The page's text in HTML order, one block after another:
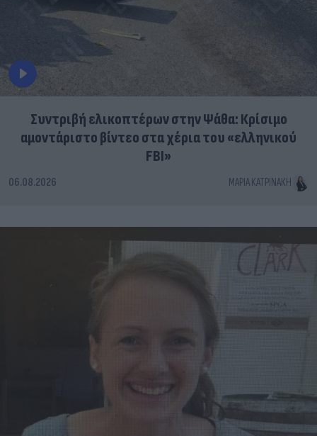
Συντριβή ελικοπτέρων στην Ψάθα: Κρίσιμο
αμοντάριστο βίντεο στα χέρια του «ελληνικού
FBI»
06.08.2026 ΜΑΡΊΑ ΚΑΤΡΙΝΆΚΗ